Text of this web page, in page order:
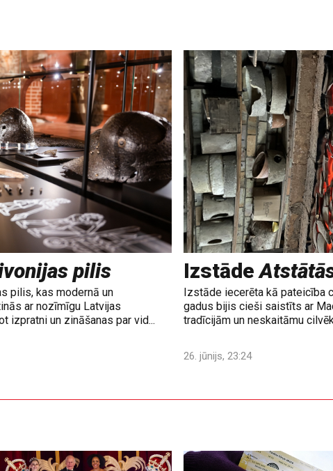
pilis
pilis, kas modernā un
ar nozīmīgu Latvijas
izpratni un zināšanas par vid...
Izstāde
Izstāde iecerēta kā pateicība
gadus bijis cieši saistīts ar
tradīcijām un neskaitāmu
26. jūnijs, 23:24